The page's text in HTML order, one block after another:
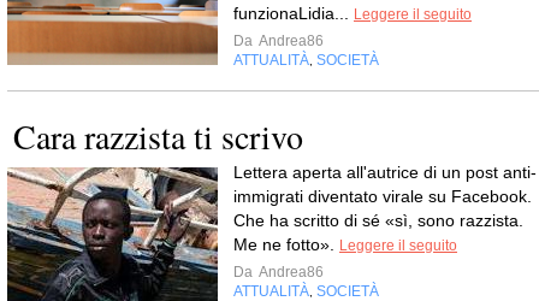
funzionaLidia...
Leggere il seguito
Da Andrea86
ATTUALITÀ SOCIETÀ
Cara razzista ti scrivo
Lettera aperta all'autrice di un post anti-
immigrati diventato virale su Facebook.
Che ha scritto di sé «sì, sono razzista.
Me ne fotto».
Leggere il seguito
Da Andrea86
ATTUALITÀ SOCIETÀ